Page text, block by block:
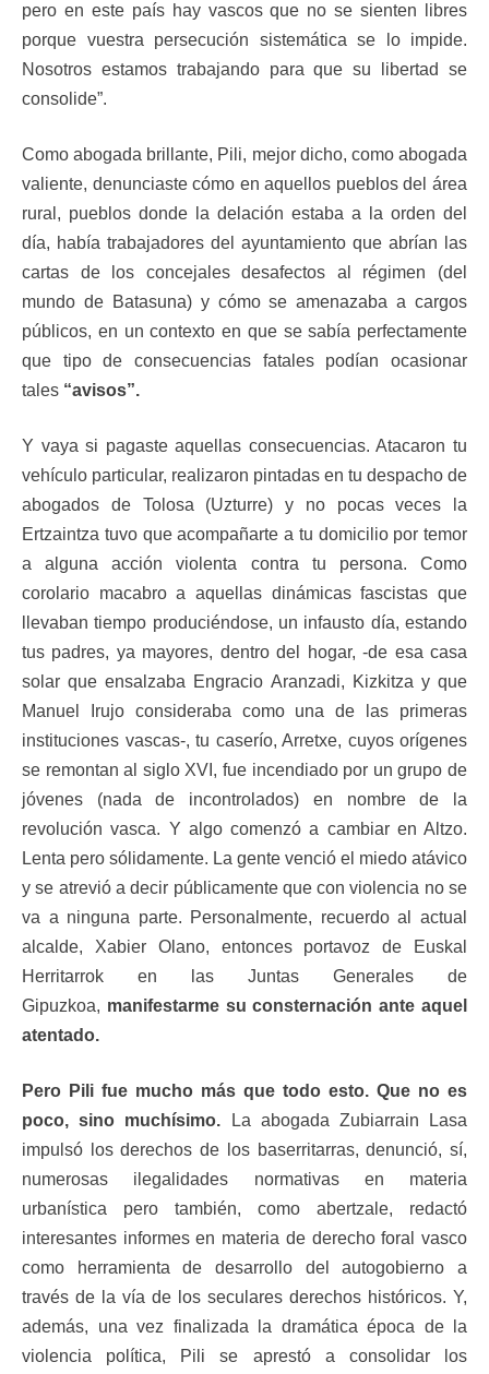
pero en este país hay vascos que no se sienten libres
porque vuestra persecución sistemática se lo impide.
Nosotros estamos trabajando para que su libertad se
consolide”.
Como abogada brillante, Pili, mejor dicho, como abogada
valiente, denunciaste cómo en aquellos pueblos del área
rural, pueblos donde la delación estaba a la orden del
día, había trabajadores del ayuntamiento que abrían las
cartas de los concejales desafectos al régimen (del
mundo de Batasuna) y cómo se amenazaba a cargos
públicos, en un contexto en que se sabía perfectamente
que tipo de consecuencias fatales podían ocasionar
tales “avisos”.
Y vaya si pagaste aquellas consecuencias. Atacaron tu
vehículo particular, realizaron pintadas en tu despacho de
abogados de Tolosa (Uzturre) y no pocas veces la
Ertzaintza tuvo que acompañarte a tu domicilio por temor
a alguna acción violenta contra tu persona. Como
corolario macabro a aquellas dinámicas fascistas que
llevaban tiempo produciéndose, un infausto día, estando
tus padres, ya mayores, dentro del hogar, -de esa casa
solar que ensalzaba Engracio Aranzadi, Kizkitza y que
Manuel Irujo consideraba como una de las primeras
instituciones vascas-, tu caserío, Arretxe, cuyos orígenes
se remontan al siglo XVI, fue incendiado por un grupo de
jóvenes (nada de incontrolados) en nombre de la
revolución vasca. Y algo comenzó a cambiar en Altzo.
Lenta pero sólidamente. La gente venció el miedo atávico
y se atrevió a decir públicamente que con violencia no se
va a ninguna parte. Personalmente, recuerdo al actual
alcalde, Xabier Olano, entonces portavoz de Euskal
Herritarrok en las Juntas Generales de
Gipuzkoa, manifestarme su consternación ante aquel
atentado.
Pero Pili fue mucho más que todo esto. Que no es
poco, sino muchísimo. La abogada Zubiarrain Lasa
impulsó los derechos de los baserritarras, denunció, sí,
numerosas ilegalidades normativas en materia
urbanística pero también, como abertzale, redactó
interesantes informes en materia de derecho foral vasco
como herramienta de desarrollo del autogobierno a
través de la vía de los seculares derechos históricos. Y,
además, una vez finalizada la dramática época de la
violencia política, Pili se aprestó a consolidar los